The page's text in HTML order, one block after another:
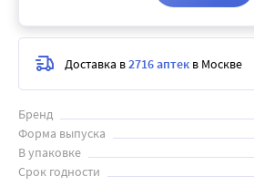
Бренд
Форма выпуска
В упаковке
Срок годности
Доставка в2716 аптек в Москве